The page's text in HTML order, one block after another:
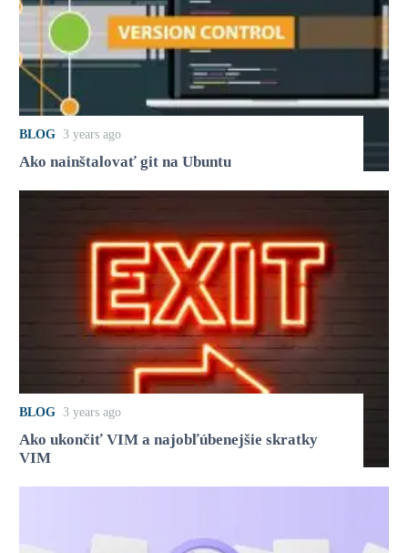
BLOG 3 years ago
Ako nainštalovať git na Ubuntu
BLOG 3 years ago
Ako ukončiť VIM a najobľúbenejšie skratky
VIM